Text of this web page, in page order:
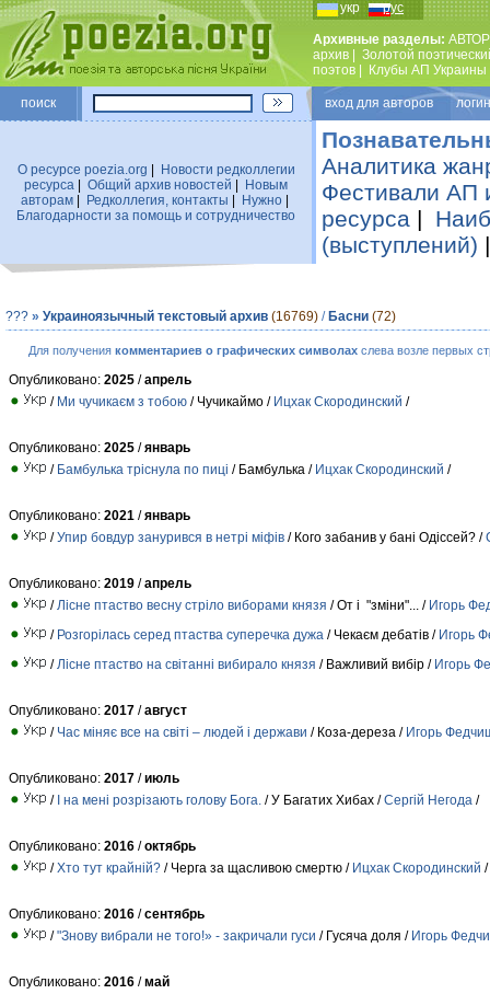
укр рус
Архивные разделы:
архив
Золотой
поэтов
Клубы АП Украины
поиск вход для авторов
О ресурсе poezia.org
Новости редколлегии
ресурса
Общий архив новостей
Новым
авторам| Редколлегия, контакты Нужно|
Благодарности за помощь и сотрудничество
Аналитика
Фестивали АП
ресурса |
(выступлений)
??? » Украиноязычный текстовый архив (16769) / Басни (72)
Для получения комментариев о графических символахслева возле первых
Опубликовано: 2025 /апрель
/ Ми чучикаєм з тобою / Чучикаймо / Ицхак Скородинский /
Опубликовано: 2025 /январь
/ Бамбулька тріснула по пиці / Бамбулька / Ицхак Скородинский /
Опубликовано: 2021 /январь
/Упир бовдур занурився в нетрі міфів / Кого забанив у бані Одіссей? /
Опубликовано: 2019 /апрель
/ Лісне птаство весну стріло виборами князя / От і "зміни"... / Игорь
/ Розгорілась серед птаства суперечка дужа / Чекаєм дебатів / Игорь
/ Лісне птаство на світанні вибирало князя / Важливий вибір / Игорь
Опубликовано: 2017 /август
/ Час міняє все на світі – людей і держави / Коза-дереза / Игорь
Опубликовано: 2017 /июль
/ І на мені розрізають голову Бога. / У Багатих Хибах /Сергій Негода /
Опубликовано: 2016 /октябрь
/Хто тут крайній? / Черга за щасливою смертю / Ицхак Скородинский /
Опубликовано: 2016 /сентябрь
/"Знову вибрали не того!» - закричали гуси / Гусяча доля / Игорь
Опубликовано: 2016 /май